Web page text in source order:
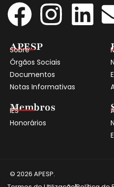
APESP
Sobre
Órgãos Sociais
Documentos
Notas Informativas
Membros
IES
Honorários
© 2026 APESP.